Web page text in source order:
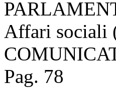
Affari sociali
Pag. 78